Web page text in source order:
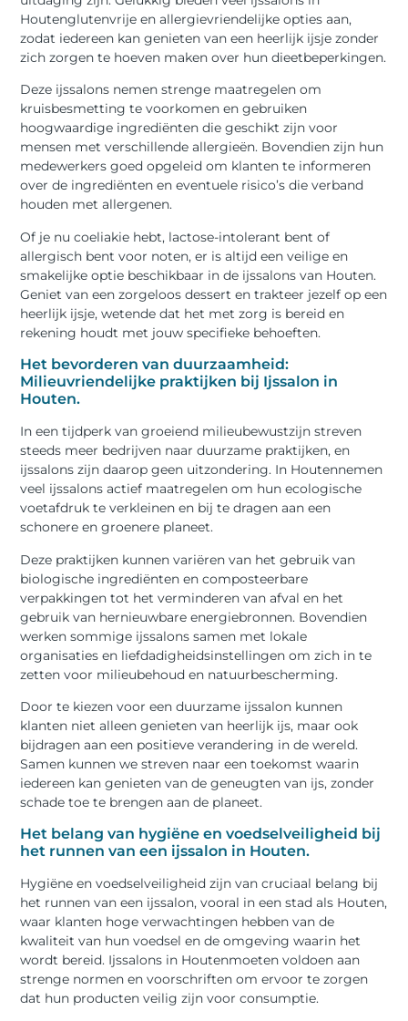
Houtenglutenvrije en allergievriendelijke opties aan,
zodat iedereen kan genieten van een heerlijk ijsje zonder
zich zorgen te hoeven maken over hun dieetbeperkingen.
Deze ijssalons nemen strenge maatregelen om
kruisbesmetting te voorkomen en gebruiken
hoogwaardige ingrediënten die geschikt zijn voor
mensen met verschillende allergieën. Bovendien zijn hun
medewerkers goed opgeleid om klanten te informeren
over de ingrediënten en eventuele risico’s die verband
houden met allergenen.
Of je nu coeliakie hebt, lactose-intolerant bent of
allergisch bent voor noten, er is altijd een veilige en
smakelijke optie beschikbaar in de ijssalons van Houten.
Geniet van een zorgeloos dessert en trakteer jezelf op een
heerlijk ijsje, wetende dat het met zorg is bereid en
rekening houdt met jouw specifieke behoeften.
Het bevorderen van duurzaamheid:
Milieuvriendelijke praktijken bij Ijssalon in
Houten.
In een tijdperk van groeiend milieubewustzijn streven
steeds meer bedrijven naar duurzame praktijken, en
ijssalons zijn daarop geen uitzondering. In Houtennemen
veel ijssalons actief maatregelen om hun ecologische
voetafdruk te verkleinen en bij te dragen aan een
schonere en groenere planeet.
Deze praktijken kunnen variëren van het gebruik van
biologische ingrediënten en composteerbare
verpakkingen tot het verminderen van afval en het
gebruik van hernieuwbare energiebronnen. Bovendien
werken sommige ijssalons samen met lokale
organisaties en liefdadigheidsinstellingen om zich in te
zetten voor milieubehoud en natuurbescherming.
Door te kiezen voor een duurzame ijssalon kunnen
klanten niet alleen genieten van heerlijk ijs, maar ook
bijdragen aan een positieve verandering in de wereld.
Samen kunnen we streven naar een toekomst waarin
iedereen kan genieten van de geneugten van ijs, zonder
schade toe te brengen aan de planeet.
Het belang van hygiëne en voedselveiligheid bij
het runnen van een ijssalon in Houten.
Hygiëne en voedselveiligheid zijn van cruciaal belang bij
het runnen van een ijssalon, vooral in een stad als Houten,
waar klanten hoge verwachtingen hebben van de
kwaliteit van hun voedsel en de omgeving waarin het
wordt bereid. Ijssalons in Houtenmoeten voldoen aan
strenge normen en voorschriften om ervoor te zorgen
dat hun producten veilig zijn voor consumptie.